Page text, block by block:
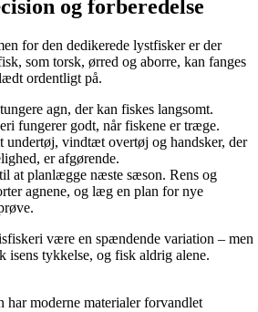
og forberedelse
for den dedikerede lystfisker er der
som torsk, ørred og aborre, kan fanges
ordentligt på.
agn, der kan fiskes langsomt.
fungerer godt, når fiskene er træge.
undertøj, vindtæt overtøj og handsker, der
er afgørende.
at planlægge næste sæson. Rens og
agnene, og læg en plan for nye
være en spændende variation – men
isens tykkelse, og fisk aldrig alene.
moderne materialer forvandlet